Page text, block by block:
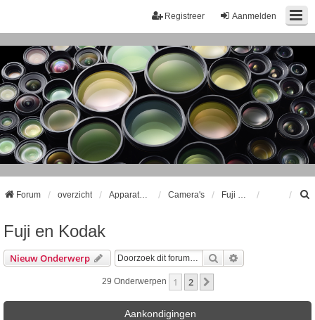
Aanmelden
Registreer
Forum overzicht Camera's
Fuji en Kodak
Nieuw Onderwerp Zoek
29 Onderwerpen 1 2
Aankondigingen